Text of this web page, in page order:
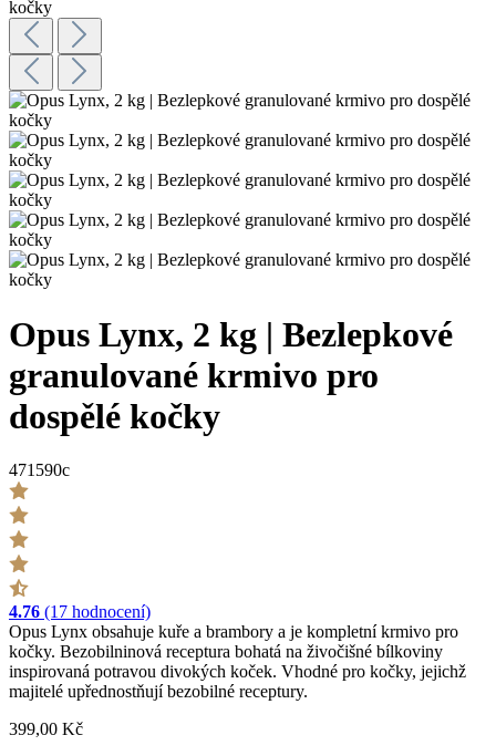
Opus Lynx, 2 kg | Bezlepkové
granulované krmivo pro
dospělé kočky
471590c
4.76 (17 hodnocení)
Opus Lynx obsahuje kuře a brambory a je kompletní krmivo pro
kočky. Bezobilninová receptura bohatá na živočišné bílkoviny
inspirovaná potravou divokých koček. Vhodné pro kočky, jejichž
majitelé upřednostňují bezobilné receptury.
399,00 Kč